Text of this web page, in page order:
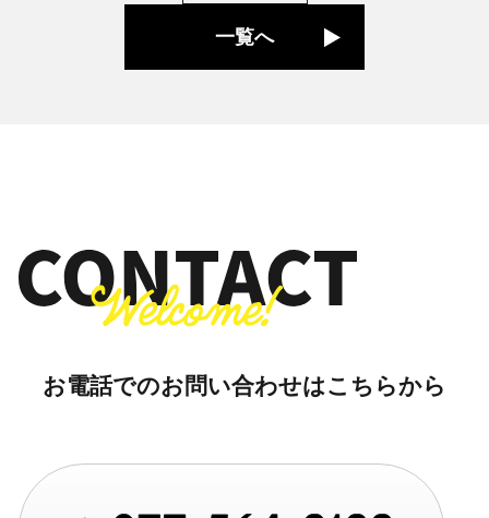
一覧へ
お電話でのお問い合わせはこちらから